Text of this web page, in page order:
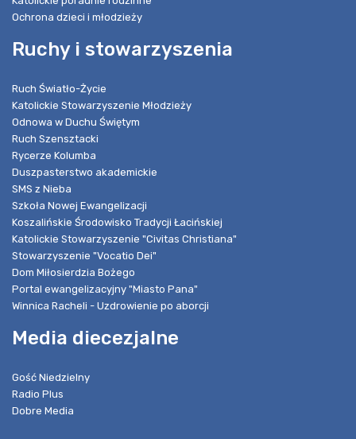
Ochrona dzieci i młodzieży
Ruchy i stowarzyszenia
Ruch Światło-Życie
Katolickie Stowarzyszenie Młodzieży
Odnowa w Duchu Świętym
Ruch Szensztacki
Rycerze Kolumba
Duszpasterstwo akademickie
SMS z Nieba
Szkoła Nowej Ewangelizacji
Koszalińskie Środowisko Tradycji Łacińskiej
Katolickie Stowarzyszenie "Civitas Christiana"
Stowarzyszenie "Vocatio Dei"
Dom Miłosierdzia Bożego
Portal ewangelizacyjny "Miasto Pana"
Winnica Racheli - Uzdrowienie po aborcji
Media diecezjalne
Gość Niedzielny
Radio Plus
Dobre Media